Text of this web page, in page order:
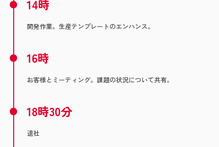
14時
開発作業。生産テンプレートのエンハンス。
16時
お客様とミーティング。課題の状況について共有。
18時30分
退社